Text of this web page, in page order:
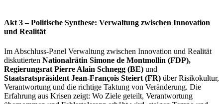
Akt 3 – Politische Synthese: Verwaltung zwischen Innovation
und Realität
Im Abschluss-Panel Verwaltung zwischen Innovation und Realität
diskutierten Nationalrätin Simone de Montmollin (FDP),
Regierungsrat Pierre Alain Schnegg (BE) und
Staatsratspräsident Jean-François Steiert (FR) über Risikokultur,
Verantwortung und die richtige Taktung von Veränderung. Die
Erfahrung aus Krisen zeigt: Wo Ziele geteilt, Verantwortung